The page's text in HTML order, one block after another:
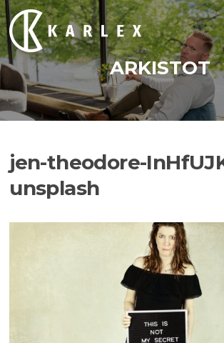
Siirry
suoraan
sisältöön
ARKISTOT
jen-theodore-
unsplash